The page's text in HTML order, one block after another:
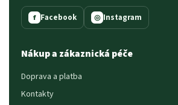
f Facebook ◎ Instagram
Nákup a zákaznická péče
Doprava a platba
Kontakty